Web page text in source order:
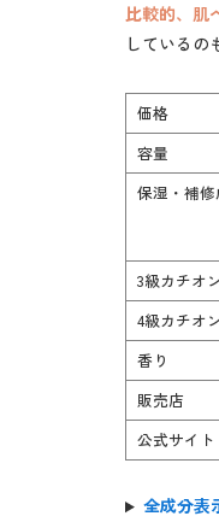
比較的、肌
しているの
価格
容量
保湿・補
3級カチオ
4級カチオ
香り
販売店
公式サイト
全成分表